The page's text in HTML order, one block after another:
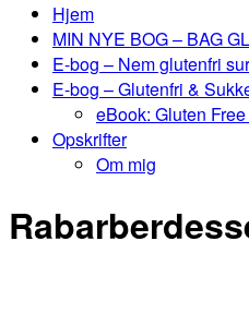
Hjem
MIN NYE BOG – BAG
E-bog – Nem glutenfri
E-bog – Glutenfri &
eBook: Gluten
Opskrifter
Om mig